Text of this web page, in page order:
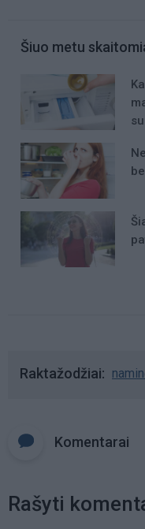
Šiuo metu
Raktažodžiai
Komentarai
Rašyti